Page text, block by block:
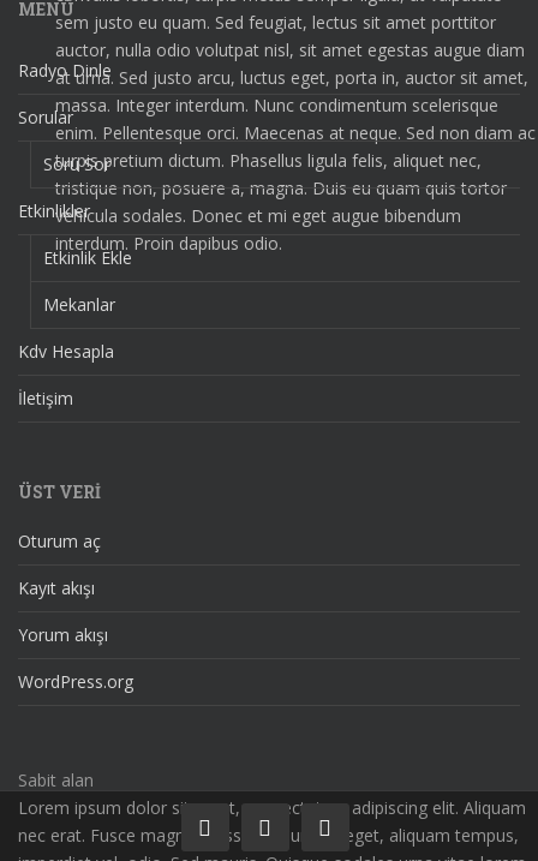
sem justo eu quam. Sed feugiat, lectus sit amet porttitor
auctor, nulla odio volutpat nisl, sit amet egestas augue diam
at urna. Sed justo arcu, luctus eget, porta in, auctor sit amet,
massa. Integer interdum. Nunc condimentum scelerisque
enim. Pellentesque orci. Maecenas at neque. Sed non diam ac
turpis pretium dictum. Phasellus ligula felis, aliquet nec,
tristique non, posuere a, magna. Duis eu quam quis tortor
vehicula sodales. Donec et mi eget augue bibendum
interdum. Proin dapibus odio.
MENÜ
Radyo Dinle
Sorular
Soru Sor
Etkinlikler
Etkinlik Ekle
Mekanlar
Kdv Hesapla
İletişim
ÜST VERI
Oturum aç
Kayıt akışı
Yorum akışı
WordPress.org
Sabit alan
Lorem ipsum dolor sit amet, consectetuer adipiscing elit. Aliquam
nec erat. Fusce magna massa, nonummy eget, aliquam tempus,